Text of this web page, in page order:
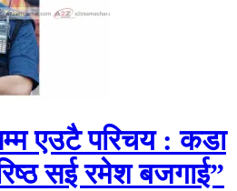
एउटै परिचय : कडा
सई रमेश बजगाई”